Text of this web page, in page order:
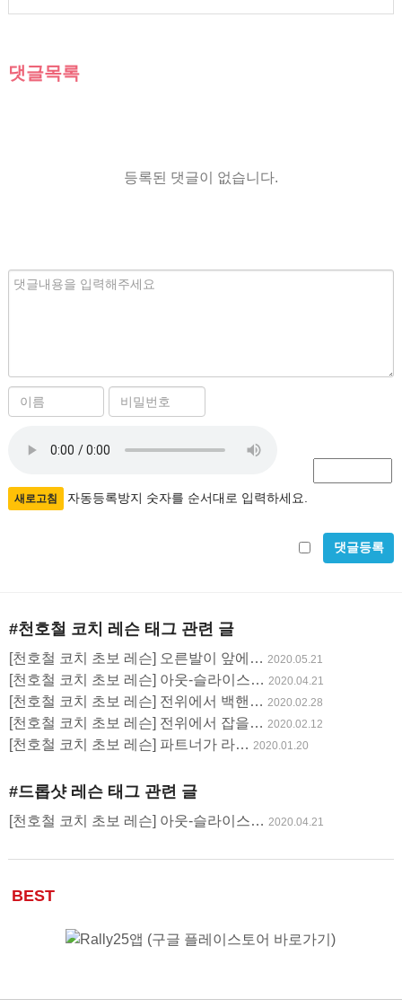
댓글목록
등록된 댓글이 없습니다.
내
름
비
밀
수
등새로고침 자동등록방지 숫자를 순서대로 입력하세요.
비
용
#천호철 코치 레슨 태그 관련 글
[천호철 코치 초보 레슨] 오른발이 앞에… 2020.05.21
[천호철 코치 초보 레슨] 아웃-슬라이스… 2020.04.21
[천호철 코치 초보 레슨] 전위에서 백핸… 2020.02.28
[천호철 코치 초보 레슨] 전위에서 잡을… 2020.02.12
​[천호철 코치 초보 레슨] 파트너가 라… 2020.01.20
#드롭샷 레슨 태그 관련 글
[천호철 코치 초보 레슨] 아웃-슬라이스… 2020.04.21
BEST